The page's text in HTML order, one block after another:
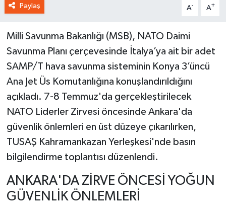
Paylaş A- A+
Milli Savunma Bakanlığı (MSB), NATO Daimi
Savunma Planı çerçevesinde İtalya’ya ait bir adet
SAMP/T hava savunma sisteminin Konya 3’üncü
Ana Jet Üs Komutanlığına konuşlandırıldığını
açıkladı. 7-8 Temmuz'da gerçekleştirilecek
NATO Liderler Zirvesi öncesinde Ankara'da
güvenlik önlemleri en üst düzeye çıkarılırken,
TUSAŞ Kahramankazan Yerleşkesi'nde basın
bilgilendirme toplantısı düzenlendi.
ANKARA'DA ZİRVE ÖNCESİ YOĞUN
GÜVENLİK ÖNLEMLERİ